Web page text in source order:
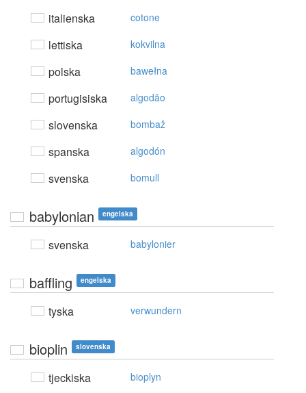
italienska cotone
lettiska kokvilna
polska bawełna
portugisiska algodão
slovenska bombaž
spanska algodón
svenska bomull
babylonian engelska
svenska babylonier
baffling engelska
tyska verwundern
bioplin slovenska
tjeckiska bioplyn